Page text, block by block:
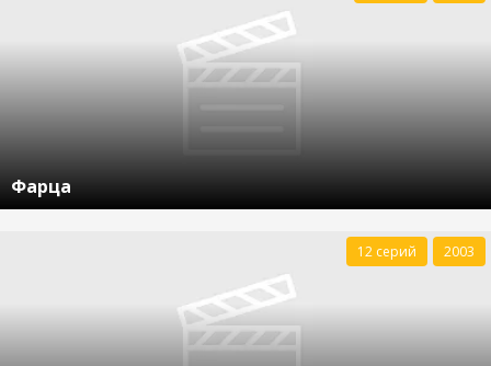
Фарца
12 серий 2003